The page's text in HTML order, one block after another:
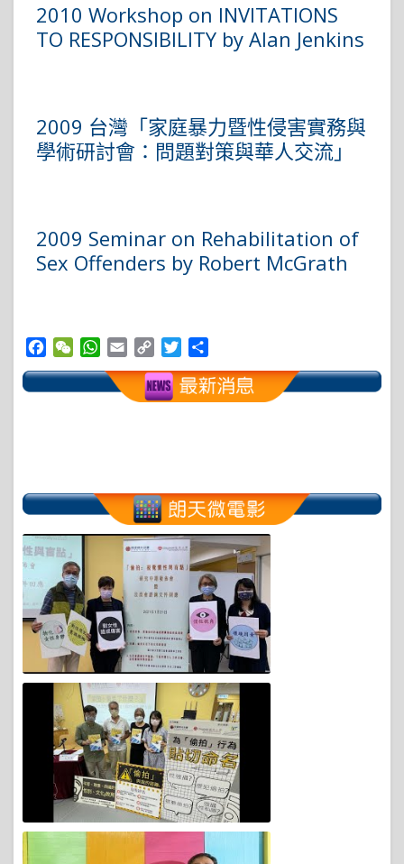
2010 Workshop on INVITATIONS
TO RESPONSIBILITY by Alan Jenkins
2009 台灣「家庭暴力暨性侵害實務與
學術研討會：問題對策與華人交流」
2009 Seminar on Rehabilitation of
Sex Offenders by Robert McGrath
Facebook
WeChatWhatsApp
Email Copy
Link
Twitter